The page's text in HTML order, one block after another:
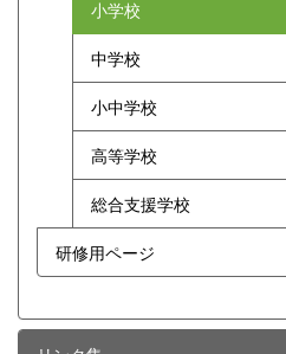
小学校
中学校
小中学校
高等学校
総合支援学校
研修用ページ